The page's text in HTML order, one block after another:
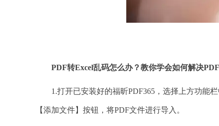
PDF转Excel乱码怎么办？教你学会如何解决
1.打开已安装好的福昕PDF365，选择上方功能栏
【添加文件】按钮，将PDF文件进行导入。